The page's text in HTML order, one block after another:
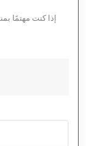
إذا كنت مهتمًا